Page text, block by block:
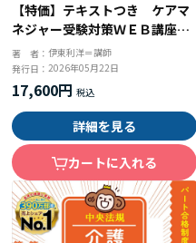
【特価】テキストつき ケアマ
ネジャー受験対策ＷＥＢ講座
「ケアマネジャー試験ナビ２０
２６」全セット
著 者：伊東利洋＝講師
発行日：2026年05月22日
17,600円
詳細を見る
カートに入れる